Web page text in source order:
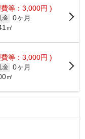
等：3,000円 )
金 0ヶ月
㎡
等：3,000円 )
金 0ヶ月
㎡